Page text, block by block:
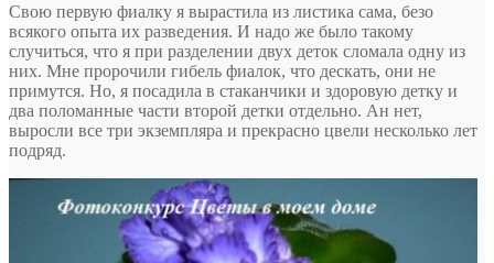
Свою первую фиалку я вырастила из листика сама, безо
всякого опыта их разведения. И надо же было такому
случиться, что я при разделении двух деток сломала одну из
них. Мне пророчили гибель фиалок, что дескать, они не
примутся. Но, я посадила в стаканчики и здоровую детку и
два поломанные части второй детки отдельно. Ан нет,
выросли все три экземпляра и прекрасно цвели несколько лет
подряд.